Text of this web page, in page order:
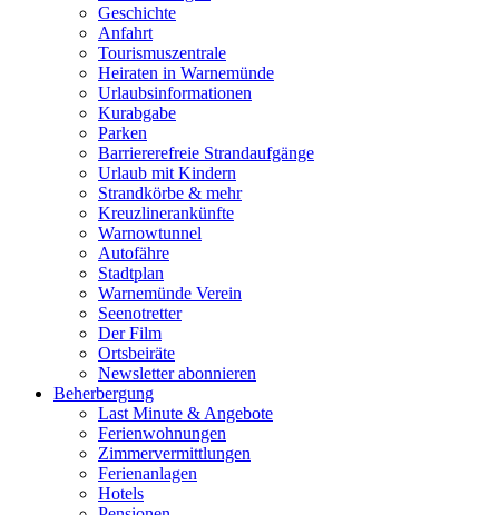
Geschichte
Anfahrt
Tourismuszentrale
Heiraten in Warnemünde
Urlaubsinformationen
Kurabgabe
Parken
Barriererefreie Strandaufgänge
Urlaub mit Kindern
Strandkörbe & mehr
Kreuzlinerankünfte
Warnowtunnel
Autofähre
Stadtplan
Warnemünde Verein
Seenotretter
Der Film
Ortsbeiräte
Newsletter abonnieren
Beherbergung
Last Minute & Angebote
Ferienwohnungen
Zimmervermittlungen
Ferienanlagen
Hotels